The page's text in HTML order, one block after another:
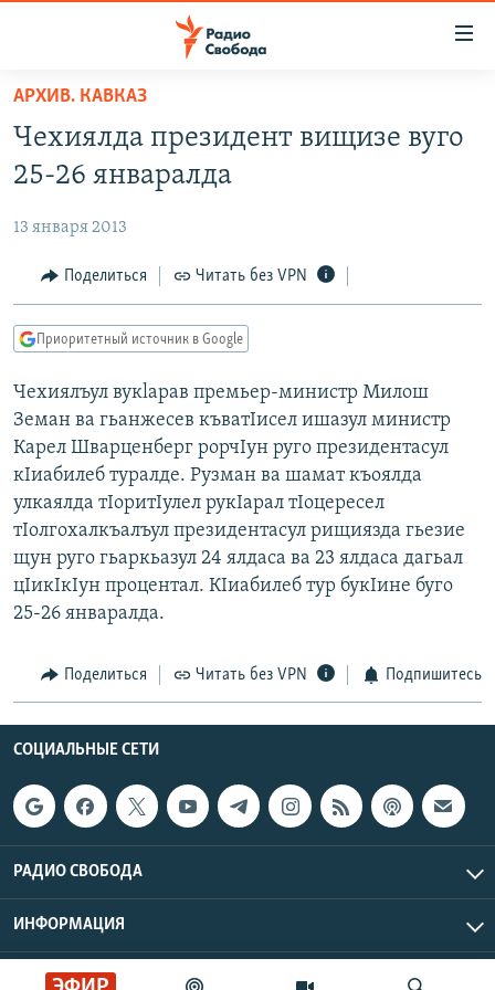
упрощенного
доступа
Вернуться
основному
Вернутся
главной
навигации
Вернутся
поиску
ПОДКАСТЫ
АВТОРСКИЕ ПРОЕКТЫ
ЦИТАТЫ СВОБОДЫ
МНЕНИЯ
IDEL.РЕАЛИИ
КАВКАЗ.РЕАЛИИ
СЕВЕР.РЕАЛИИ
СИБИРЬ.РЕАЛИИ
РАСПИСАНИЕ ВЕЩАНИЯ
ПОДПИШИТЕСЬ НА РАССЫЛКУ
СОЦИАЛЬНЫЕ СЕТИ
Все сайты РСЕ/РС
АРХИВ. КАВКАЗ
Чехиялда президент вищизе вуго
25-26 январалда
13 января 2013
Поделиться Читать без VPN
Приоритетный источник в Google
Чехиялъул вукlарав премьер-министр Милош
Земан ва гьанжесев къватIисел ишазул министр
Карел Шварценберг рорчIун руго президентасул
кIиабилеб туралде. Рузман ва шамат къоялда
улкаялда тIоритIулел рукIарал тIоцересел
тIолгохалкъалъул президентасул рищиязда гьезие
щун руго гьаркьазул 24 ялдаса ва 23 ялдаса дагьал
цIикIкIун процентал. КIиабилеб тур букIине буго
25-26 январалда.
Поделиться Читать без VPN Подпишитесь
СОЦИАЛЬНЫЕ СЕТИ
РАДИО СВОБОДА
ИНФОРМАЦИЯ
Радио Свобода © 2026 RFE/RL, Inc. | Все права защищены.